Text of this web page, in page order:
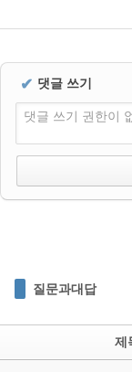
✔ 댓글 쓰기
댓글 쓰기 권한이
질문과대답
제